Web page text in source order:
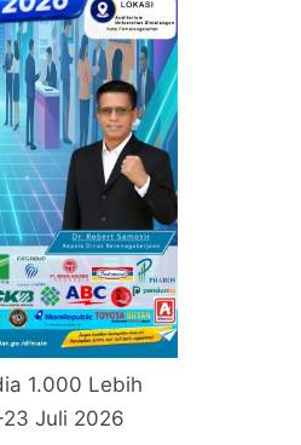
1.000 Lebih
Juli 2026